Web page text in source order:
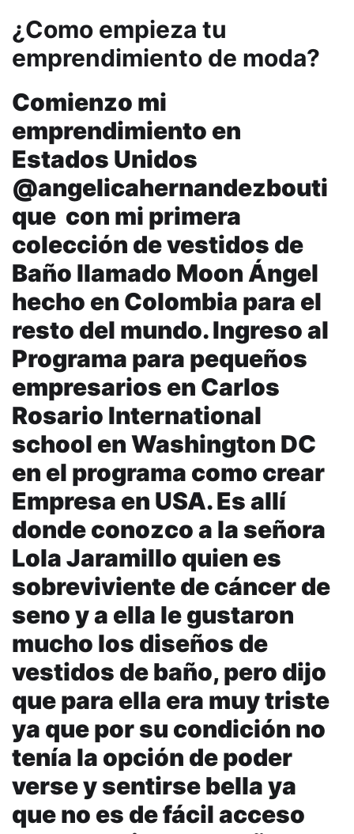
¿Como empieza tu
emprendimiento de moda?
Comienzo mi
emprendimiento en
Estados Unidos
@angelicahernandezbouti
que con mi primera
colección de vestidos de
Baño llamado Moon Ángel
hecho en Colombia para el
resto del mundo. Ingreso al
Programa para pequeños
empresarios en Carlos
Rosario International
school en Washington DC
en el programa como crear
Empresa en USA. Es allí
donde conozco a la señora
Lola Jaramillo quien es
sobreviviente de cáncer de
seno y a ella le gustaron
mucho los diseños de
vestidos de baño, pero dijo
que para ella era muy triste
ya que por su condición no
tenía la opción de poder
verse y sentirse bella ya
que no es de fácil acceso